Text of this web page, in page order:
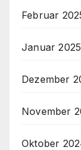
Februar
Januar 2025
Dezember
November
Oktober